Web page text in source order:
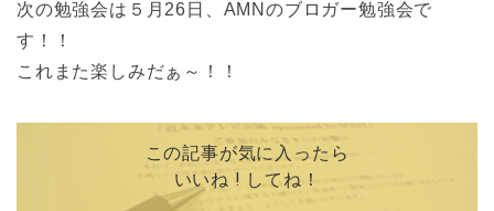
次の勉強会は５月26日、AMNのブロガー勉強会で
す！！
これまた楽しみだぁ～！！
この記事が気に入ったら
いいね ! してね！